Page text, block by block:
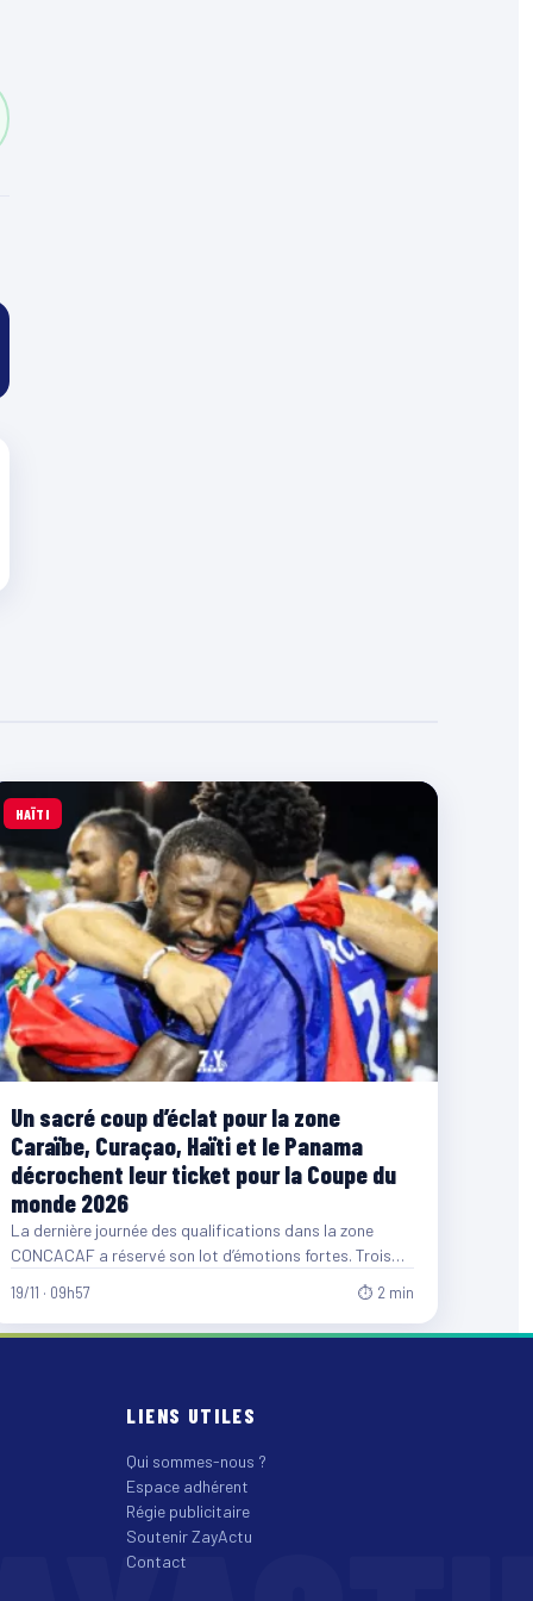
HAÏTI
Un sacré coup d’éclat pour la zone
Caraïbe, Curaçao, Haïti et le Panama
décrochent leur ticket pour la Coupe du
monde 2026
La dernière journée des qualifications dans la zone
CONCACAF a réservé son lot d’émotions fortes. Trois
19/11 · 09h57 ⏱ 2 min
LIENS UTILES
Qui sommes-nous ?
Espace adhérent
Régie publicitaire
Soutenir ZayActu
Contact